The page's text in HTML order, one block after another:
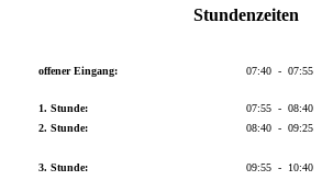
Stundenzeiten
offener Eingang:
1. Stunde:
2. Stunde:
3. Stunde:
07:40 - 07:55
07:55 - 08:40
08:40 - 09:25
09:55 - 10:40